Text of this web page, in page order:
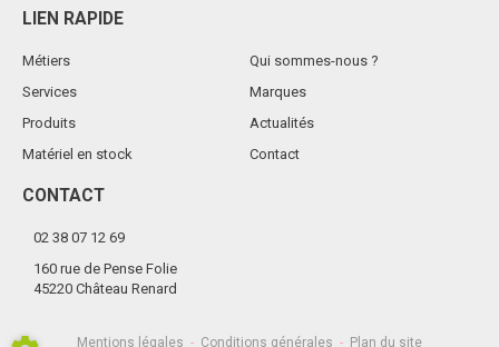
LIEN RAPIDE
Métiers
Services
Produits
Matériel en stock
Qui sommes-nous ?
Marques
Actualités
Contact
CONTACT
02 38 07 12 69
160 rue de Pense Folie
45220 Château Renard
Mentions légales - Conditions générales - Plan du site